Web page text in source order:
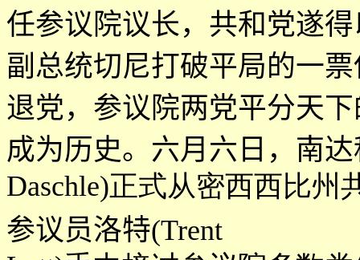
任参议院议长，共和党遂
副总统切尼打破平局的一
退党，参议院两党平分天
成为历史。六月六日，南
Daschle)正式从密西西比州
参议员洛特(Trent